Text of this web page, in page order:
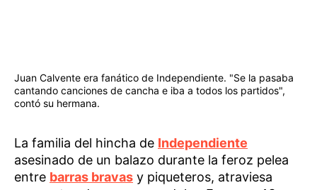
Juan Calvente era fanático de Independiente. "Se la pasaba
cantando canciones de cancha e iba a todos los partidos",
contó su hermana.
La familia del hincha de Independiente
asesinado de un balazo durante la feroz pelea
entre barras bravas y piqueteros, atraviesa